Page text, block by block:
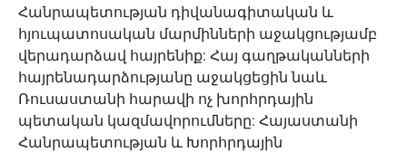
Հանրապետության դիվանագիտական և
հյուպատոսական մարմինների աջակցությամբ
վերադարձավ հայրենիք: Հայ գաղթականների
հայրենադարձությանը աջակցեցին նաև
Ռուսաստանի հարավի ոչ խորհրդային
պետական կազմավորումները: Հայաստանի
Հանրապետության և Խորհրդային